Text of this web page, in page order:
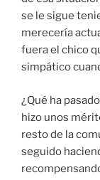
se le sigue
merecería
fuera el chico
simpático
¿Qué ha
hizo unos
resto de la
seguido